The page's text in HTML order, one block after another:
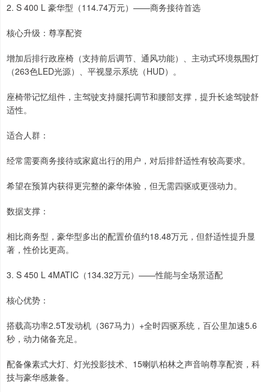
2. S 400 L 豪华型（114.74万元）——商务接待首选
核心升级：尊享配资
增加后排行政座椅（支持前后调节、通风功能）、主动式环境氛围灯
（263色LED光源）、平视显示系统（HUD）。
座椅带记忆组件，主驾驶支持腿托调节和腰部支撑，提升长途驾驶舒
适性。
适合人群：
经常需要商务接待或家庭出行的用户，对后排舒适性有较高要求。
希望在预算内获得更完整的豪华体验，但无需四驱或更强动力。
数据支撑：
相比商务型，豪华型多出的配置价值约18.48万元，但舒适性提升显
著，性价比更高。
3. S 450 L 4MATIC（134.32万元）——性能与全场景适配
核心优势：
搭载高功率2.5T发动机（367马力）+全时四驱系统，百公里加速5.6
秒，动力储备充足。
配备像素式大灯、灯光投影技术、15喇叭柏林之声音响尊享配资，科
技与豪华感兼备。